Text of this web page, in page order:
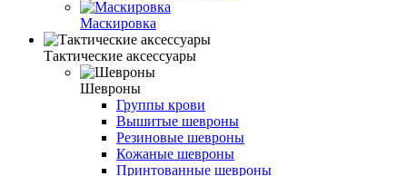
Маскировка
Тактические аксессуары
Шевроны
Группы крови
Вышитые шевроны
Резиновые шевроны
Кожаные шевроны
Принтованные шевроны